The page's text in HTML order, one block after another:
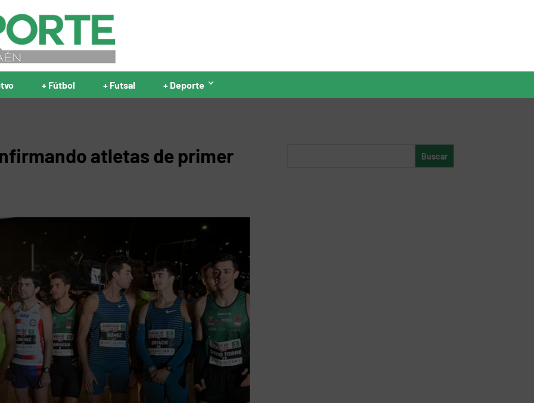
+ Fútbol + Futsal + Deporte
atletas de primer